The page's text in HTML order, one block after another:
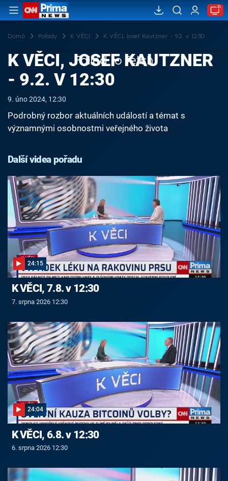
Domů Pořady K VĚCI K VĚCI, Josef Kautzner - 9.2. v 12:30
Failed to fetch
K VĚCI, JOSEF KAUTZNER
- 9.2. V 12:30
9. úno 2024, 12:30
Podrobný rozbor aktuálních událostí a témat s
významnými osobnostmi veřejného života
Další videa pořadu
24:15
K VĚCI, 7.8. v 12:30
7. srpna 2026 12:30
24:04
K VĚCI, 6.8. v 12:30
6. srpna 2026 12:30